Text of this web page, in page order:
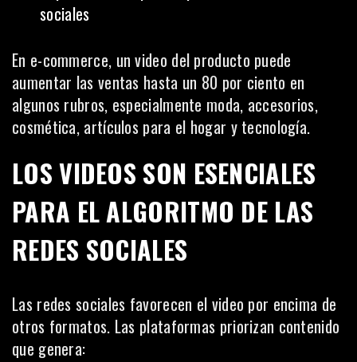
sociales
En e-commerce, un video del producto puede
aumentar las ventas hasta un 80 por ciento en
algunos rubros, especialmente moda, accesorios,
cosmética, artículos para el hogar y tecnología.
LOS VIDEOS SON ESENCIALES
PARA EL ALGORITMO DE LAS
REDES SOCIALES
Las redes sociales favorecen el video por encima de
otros formatos. Las plataformas priorizan contenido
que genera: